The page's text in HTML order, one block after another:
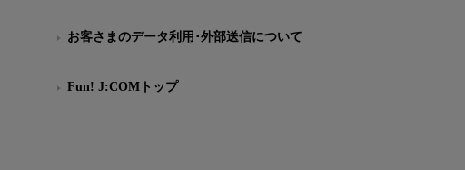
お客さまのデータ利用･外部送信について
Fun! J:COMトップ